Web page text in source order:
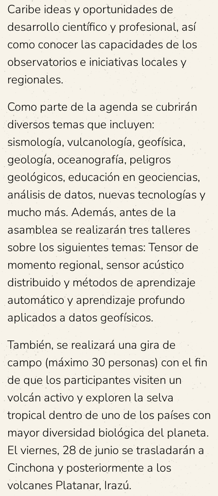
Caribe ideas y oportunidades de
desarrollo científico y profesional, así
como conocer las capacidades de los
observatorios e iniciativas locales y
regionales.
Como parte de la agenda se cubrirán
diversos temas que incluyen:
sismología, vulcanología, geofísica,
geología, oceanografía, peligros
geológicos, educación en geociencias,
análisis de datos, nuevas tecnologías y
mucho más. Además, antes de la
asamblea se realizarán tres talleres
sobre los siguientes temas: Tensor de
momento regional, sensor acústico
distribuido y métodos de aprendizaje
automático y aprendizaje profundo
aplicados a datos geofísicos.
También, se realizará una gira de
campo (máximo 30 personas) con el fin
de que los participantes visiten un
volcán activo y exploren la selva
tropical dentro de uno de los países con
mayor diversidad biológica del planeta.
El viernes, 28 de junio se trasladarán a
Cinchona y posteriormente a los
volcanes Platanar, Irazú.